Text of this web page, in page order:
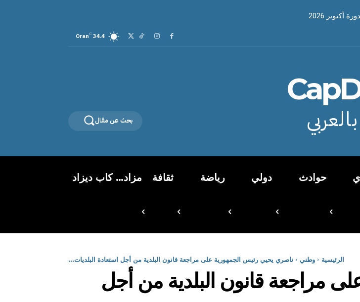
2026
34.4
C
Oran
بالعربي بحث عن مقال
حوادث دولي رياضة ثقافة مزاد… كاب ديزاد
الرئيسية وطني ناصري يحيي رئيس الجمهورية على مراجعة قانون البلدية من أجل استعادة البلديات...
مراجعة قانون البلدية من أجل